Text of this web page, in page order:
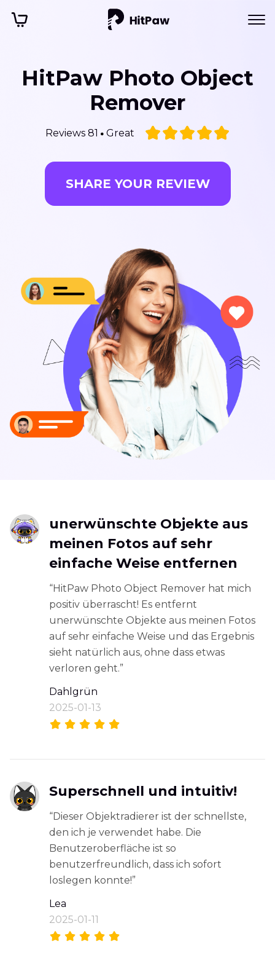
HitPaw Photo Object
Remover
Reviews 81 Great
SHARE YOUR REVIEW
unerwünschte Objekte aus
meinen Fotos auf sehr
einfache Weise entfernen
“HitPaw Photo Object Remover hat mich
positiv überrascht! Es entfernt
unerwünschte Objekte aus meinen Fotos
auf sehr einfache Weise und das Ergebnis
sieht natürlich aus, ohne dass etwas
verloren geht.”
Dahlgrün
2025-01-13
Superschnell und intuitiv!
“Dieser Objektradierer ist der schnellste,
den ich je verwendet habe. Die
Benutzeroberfläche ist so
benutzerfreundlich, dass ich sofort
loslegen konnte!”
Lea
2025-01-11